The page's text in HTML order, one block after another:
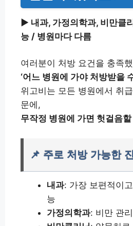
▶︎ 내과, 가정의학과, 비만클
능 / 병원마다 다름
여러분이 처방 요건을 충족
‘어느 병원에 가야 처방받을
위고비는 모든 병원에서 취
문에,
무작정 병원에 가면 헛걸음
📌 주로 처방 가능한
내과: 가장 보편적이
능
가정의학과: 비만 관